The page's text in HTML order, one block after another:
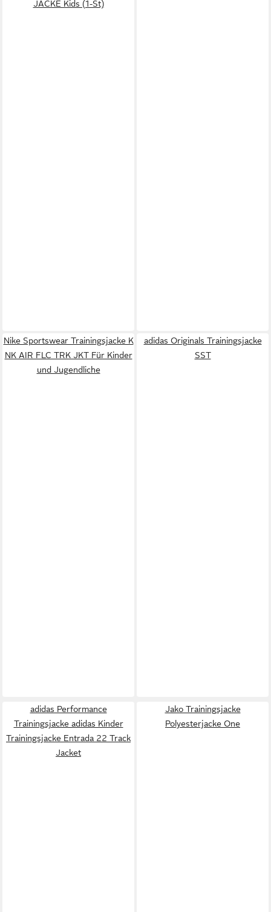
JACKE Kids (1-St)
Nike Sportswear Trainingsjacke K
NK AIR FLC TRK JKT Für Kinder
und Jugendliche
adidas Originals Trainingsjacke
SST
adidas Performance
Trainingsjacke adidas Kinder
Trainingsjacke Entrada 22 Track
Jacket
Jako Trainingsjacke
Polyesterjacke One